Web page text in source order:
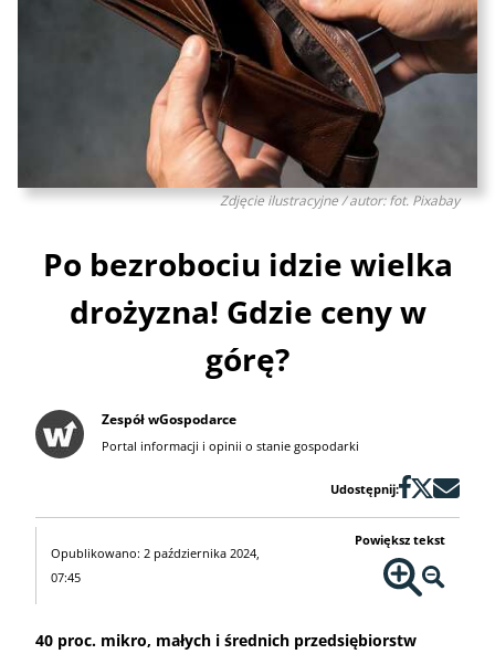
Zdjęcie ilustracyjne / autor: fot. Pixabay
Po bezrobociu idzie wielka
drożyzna! Gdzie ceny w
górę?
Zespół wGospodarce
Portal informacji i opinii o stanie gospodarki
Udostępnij:
Opublikowano: 2 października 2024,
07:45
Powiększ tekst
40 proc. mikro, małych i średnich przedsiębiorstw